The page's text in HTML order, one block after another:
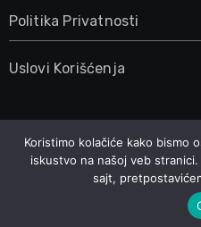
Politika Privatnosti
Uslovi Korišćenja
Koristimo kolačiće kako bismo
iskustvo na našoj veb
sajt,